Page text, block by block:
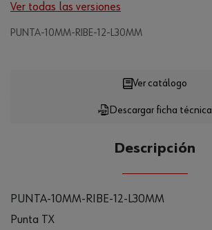
Ver todas las versiones
PUNTA-10MM-RIBE-12-L30MM
Loading...
Descargar ficha técnica
Ver catálogo
Descripción
PUNTA-10MM-RIBE-12-L30MM
Punta TX